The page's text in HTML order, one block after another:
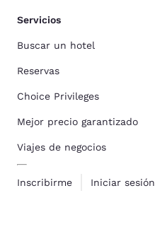
Servicios
Buscar un hotel
Reservas
Choice Privileges
Mejor precio garantizado
Viajes de negocios
Inscribirme Iniciar sesión